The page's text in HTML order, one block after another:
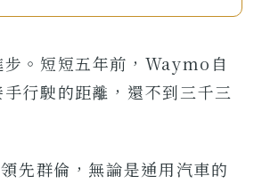
。短短五年前，Waymo自
行駛的距離，還不到三千三
先群倫，無論是通用汽車的